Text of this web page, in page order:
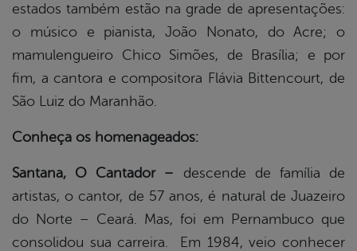
estados também estão na grade de apresentações:
o músico e pianista, João Nonato, do Acre; o
mamulengueiro Chico Simões, de Brasília; e por
fim, a cantora e compositora Flávia Bittencourt, de
São Luiz do Maranhão.
Conheça os homenageados:
Santana, O Cantador – descende de família de
artistas, o cantor, de 57 anos, é natural de Juazeiro
do Norte – Ceará. Mas, foi em Pernambuco que
consolidou sua carreira. Em 1984, veio conhecer